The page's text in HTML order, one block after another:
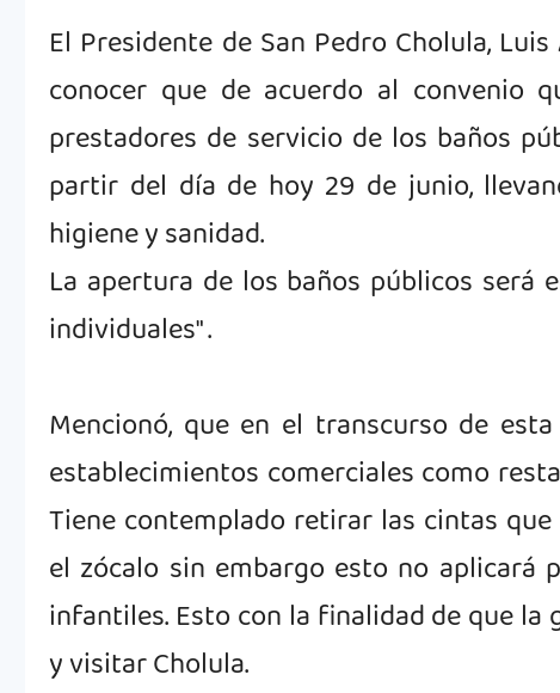
El Presidente de San Pedro Cholula,
conocer que de acuerdo al convenio
prestadores de servicio de los baños
partir del día de hoy 29 de junio,
higiene y sanidad.
La apertura de los baños públicos será
individuales" .
Mencionó, que en el transcurso de
establecimientos comerciales como
Tiene contemplado retirar las cintas
el zócalo sin embargo esto no aplicará
infantiles. Esto con la finalidad de que la
y visitar Cholula.